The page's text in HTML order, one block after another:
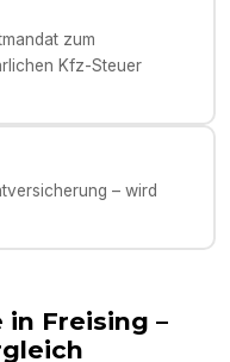
zum
Kfz-Steuer
– wird
in Freising –